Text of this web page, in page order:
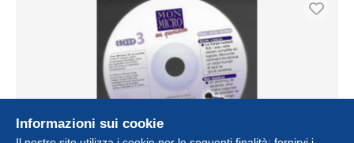
Informazioni sui cookie